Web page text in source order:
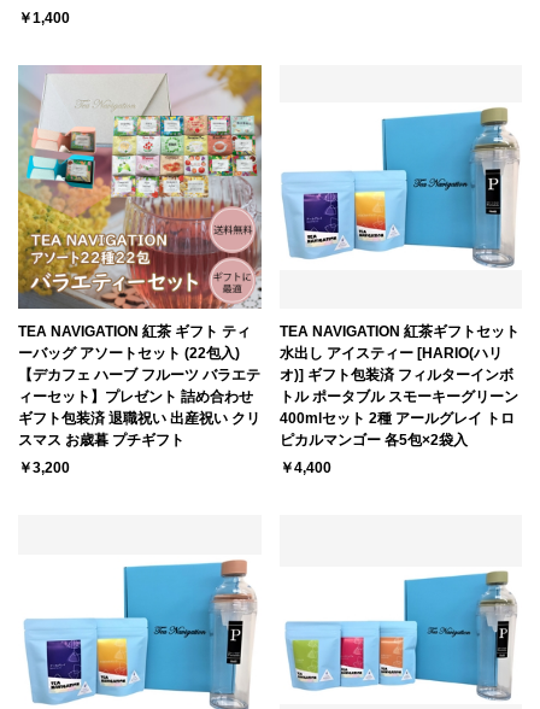
￥1,400
TEA NAVIGATION 紅茶 ギフト ティ
ーバッグ アソートセット (22包入)
【デカフェ ハーブ フルーツ バラエテ
ィーセット】プレゼント 詰め合わせ
ギフト包装済 退職祝い 出産祝い クリ
スマス お歳暮 プチギフト
￥3,200
TEA NAVIGATION 紅茶ギフトセット
水出し アイスティー [HARIO(ハリ
オ)] ギフト包装済 フィルターインボ
トル ポータブル スモーキーグリーン
400mlセット 2種 アールグレイ トロ
ピカルマンゴー 各5包×2袋入
￥4,400